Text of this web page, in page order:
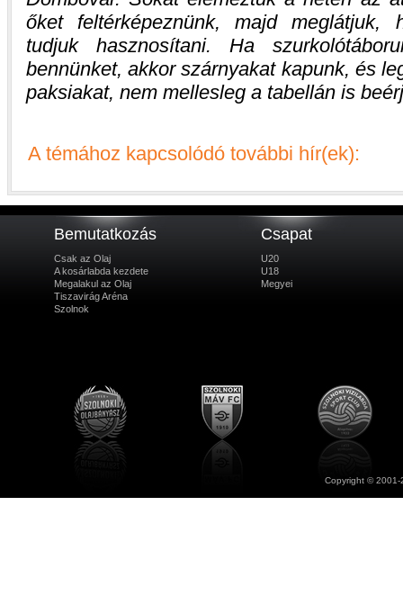
őket feltérképeznünk, majd meglátjuk,
tudjuk hasznosítani. Ha
bennünket, akkor szárnyakat kapunk, és
paksiakat, nem mellesleg a tabellán is
A témához kapcsolódó további hír(ek):
Bemutatkozás
Csak az Olaj
A kosárlabda kezdete
Megalakul az Olaj
Tiszavirág Aréna
Szolnok
Csapat
U20
U18
Megyei
Copyright ©